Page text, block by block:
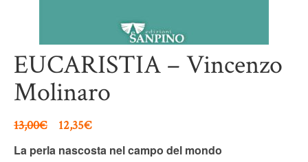
EUCARISTIA – Vincenzo
Molinaro
13,00€ 12,35€
La perla nascosta nel campo del mondo